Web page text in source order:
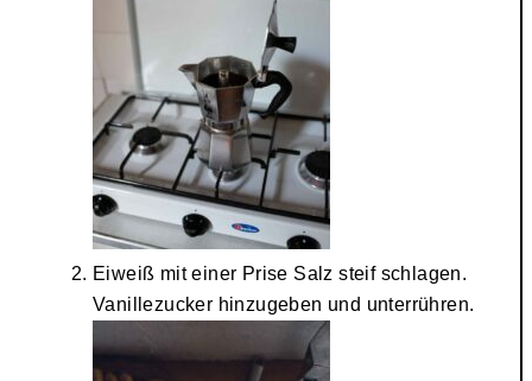
Eiweiß mit einer Prise Salz steif schlagen.
Vanillezucker hinzugeben und unterrühren.